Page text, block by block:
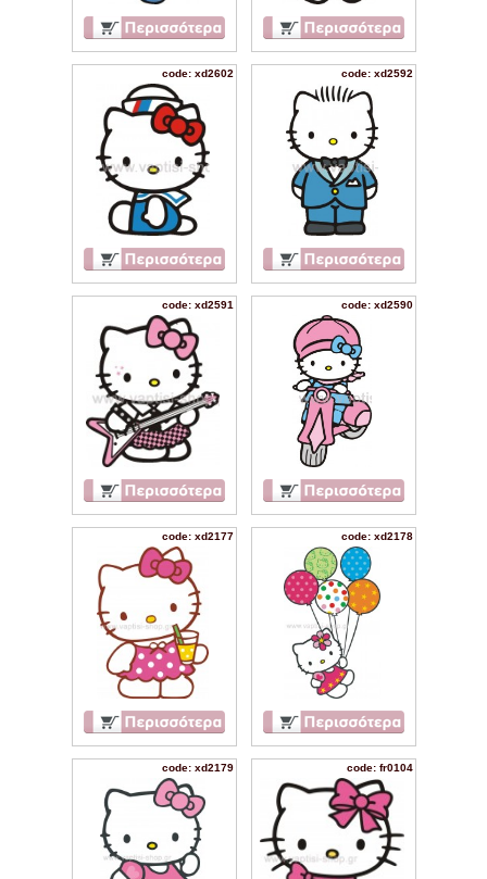
code: xd2602 code: xd2592
code: xd2591 code: xd2590
code: xd2177 code: xd2178
code: xd2179 code: fr0104